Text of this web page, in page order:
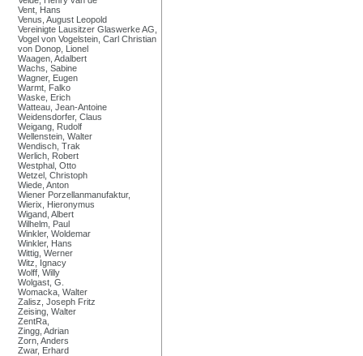
Vent, Hans
Venus, August Leopold
Vereinigte Lausitzer Glaswerke AG,
Vogel von Vogelstein, Carl Christian
von Donop, Lionel
Waagen, Adalbert
Wachs, Sabine
Wagner, Eugen
Warmt, Falko
Waske, Erich
Watteau, Jean-Antoine
Weidensdorfer, Claus
Weigang, Rudolf
Wellenstein, Walter
Wendisch, Trak
Werlich, Robert
Westphal, Otto
Wetzel, Christoph
Wiede, Anton
Wiener Porzellanmanufaktur,
Wierix, Hieronymus
Wigand, Albert
Wilhelm, Paul
Winkler, Woldemar
Winkler, Hans
Wittig, Werner
Witz, Ignacy
Wolff, Willy
Wolgast, G.
Womacka, Walter
Zalisz, Joseph Fritz
Zeising, Walter
ZentRa,
Zingg, Adrian
Zorn, Anders
Zwar, Erhard